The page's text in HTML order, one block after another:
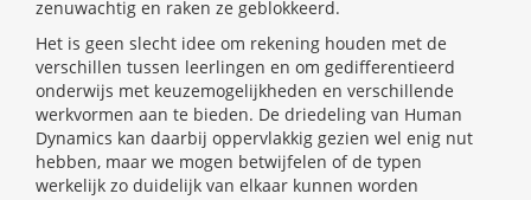
zenuwachtig en raken ze geblokkeerd.
Het is geen slecht idee om rekening houden met de
verschillen tussen leerlingen en om gedifferentieerd
onderwijs met keuzemogelijkheden en verschillende
werkvormen aan te bieden. De driedeling van Human
Dynamics kan daarbij oppervlakkig gezien wel enig nut
hebben, maar we mogen betwijfelen of de typen
werkelijk zo duidelijk van elkaar kunnen worden